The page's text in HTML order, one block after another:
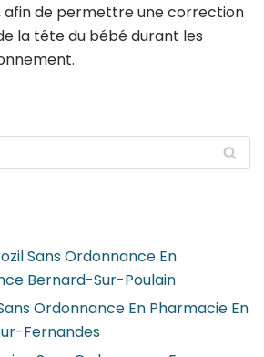
afin de permettre une correction
la tête du bébé durant les
Sans Ordonnance En
Bernard-Sur-Poulain
Ordonnance En Pharmacie En
Fernandes